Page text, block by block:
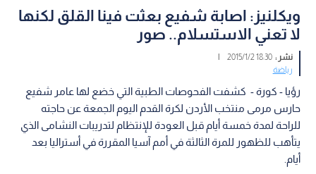
ويكلنيز: اصابة شفيع بعثت فينا القلق لكنها
لا تعني الاستسلام.. صور
نشر :18:30 2015/1/2
|
رياضة
رؤيا - كورة - كشفت الفحوصات الطبية التي خضع لها عامر شفيع
حارس مرمى منتخب الأردن لكرة القدم اليوم الجمعة عن حاجته
للراحة لمدة خمسة أيام قبل العودة للإنتظام لتدريبات النشامى الذي
يتأهب للظهور للمرة الثالثة في أمم آسيا المقررة في أستراليا بعد
أيام.